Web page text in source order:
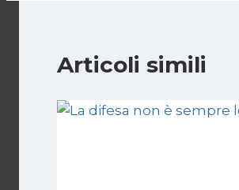
Articoli simili